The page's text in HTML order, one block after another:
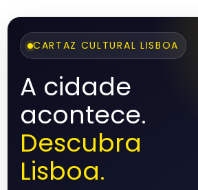
CARTAZ CULTURAL LISBOA
A cidade
acontece.
Descubra
Lisboa.